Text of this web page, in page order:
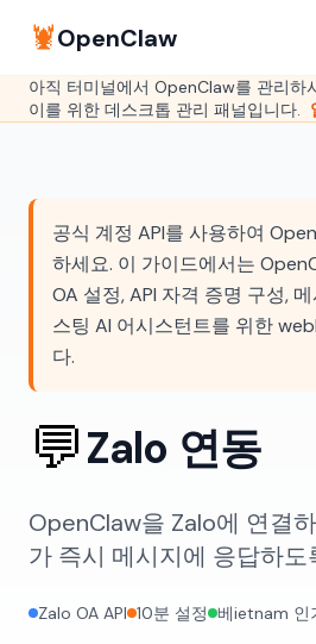
🦞OpenClaw
아직 터미널에서 OpenClaw를 관리하
이를 위한 데스크톱 관리 패널입니다.
공식 계정 API를 사용하여
하세요. 이 가이드에서는
OA 설정, API 자격 증명 구성,
스팅 AI 어시스턴트를 위한
다.
💬Zalo 연동
OpenClaw을 Zalo에 연결
가 즉시 메시지에 응답하도
Zalo OA API 10분 설정 베ietnam 인